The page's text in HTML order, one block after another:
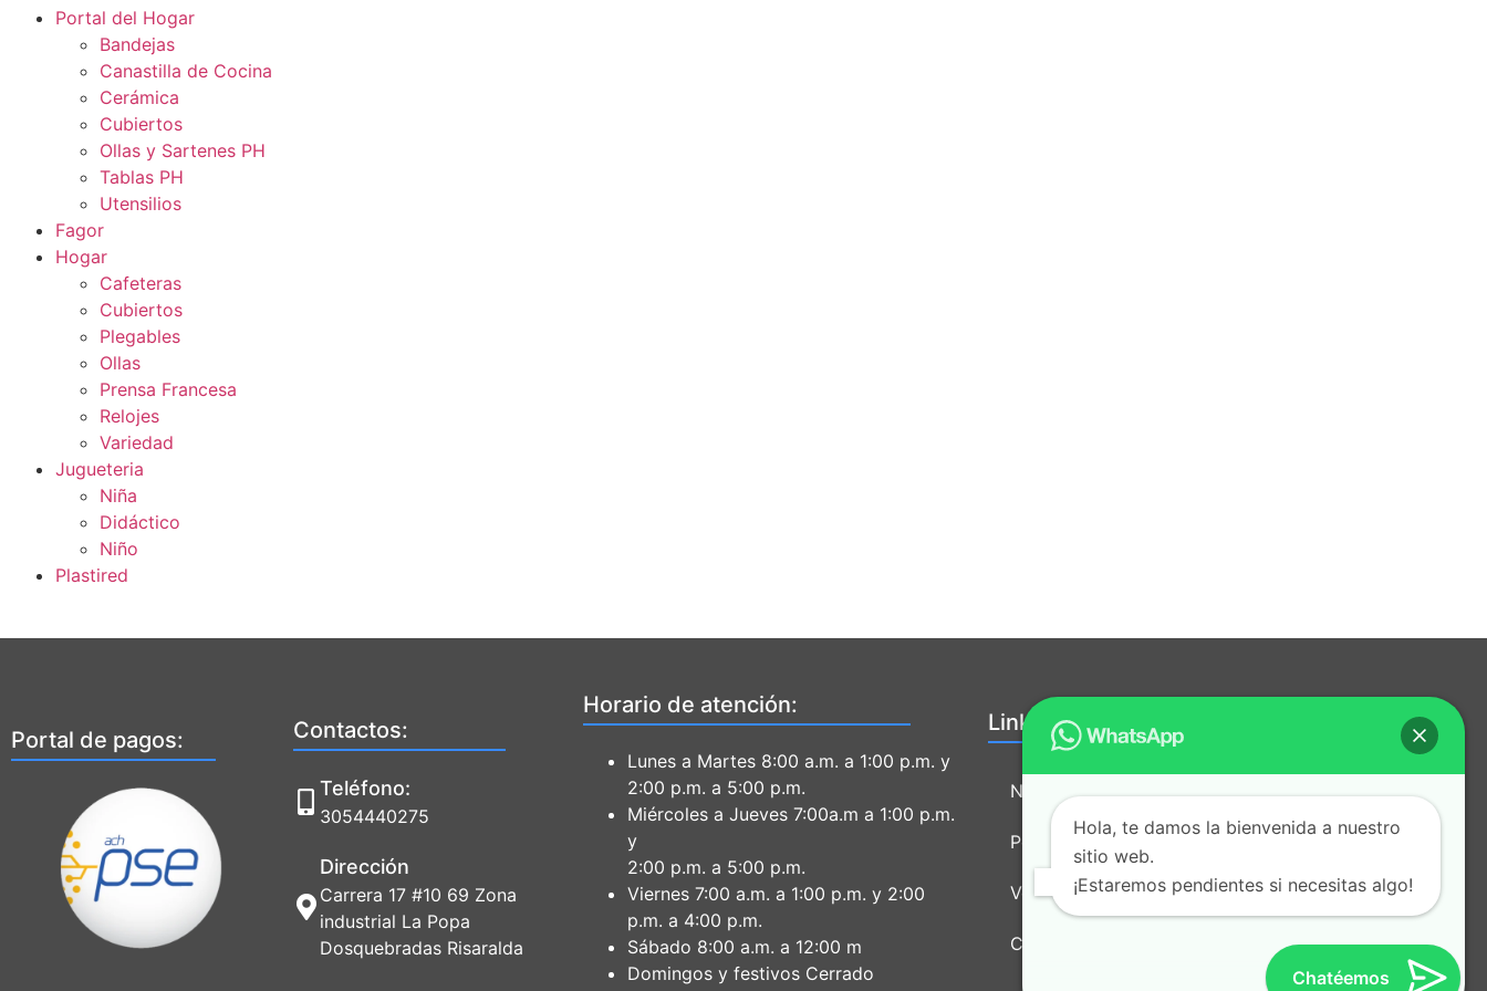
Portal del Hogar
Bandejas
Canastilla de Cocina
Cerámica
Cubiertos
Ollas y Sartenes PH
Tablas PH
Utensilios
Fagor
Hogar
Cafeteras
Cubiertos
Plegables
Ollas
Prensa Francesa
Relojes
Variedad
Jugueteria
Niña
Didáctico
Niño
Plastired
Portal de pagos: Contactos:
Teléfono:
3054440275
Dirección
Carrera 17 #10 69 Zona
industrial La Popa
Dosquebradas Risaralda
Horario de atención:
Lunes a Martes 8:00 a.m. a 1:00 p.m. y
2:00 p.m. a 5:00 p.m.
Miércoles a Jueves 7:00a.m a 1:00 p.m.
y
2:00 p.m. a 5:00 p.m.
Viernes 7:00 a.m. a 1:00 p.m. y 2:00
p.m. a 4:00 p.m.
Sábado 8:00 a.m. a 12:00 m
Domingos y festivos Cerrado
Links útiles:
Nosotros
Política de tratamiento de datos
Vende nuestros productos
Contacto
Hola, te damos la bienvenida a nuestro
sitio web.
¡Estaremos pendientes si necesitas algo!
Chatéemos